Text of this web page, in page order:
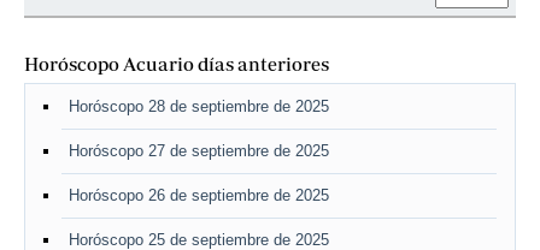
Horóscopo Acuario días anteriores
Horóscopo 28 de septiembre de 2025
Horóscopo 27 de septiembre de 2025
Horóscopo 26 de septiembre de 2025
Horóscopo 25 de septiembre de 2025